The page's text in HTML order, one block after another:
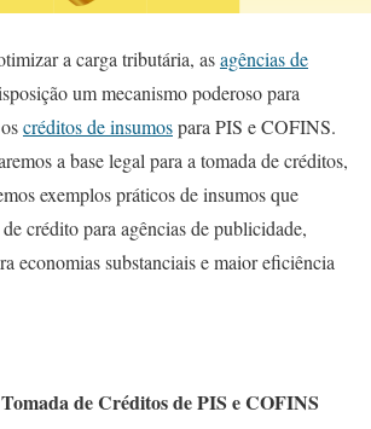
a carga tributária, asagências de
um mecanismo poderoso para
créditos de insumospara PIS e COFINS.
a base legal para a tomada de créditos,
exemplos práticos de insumos que
crédito para agências de publicidade,
economias substanciais e maior eficiência
de Créditos de PIS e COFINS